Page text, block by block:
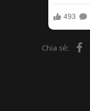
Chia sẻ: